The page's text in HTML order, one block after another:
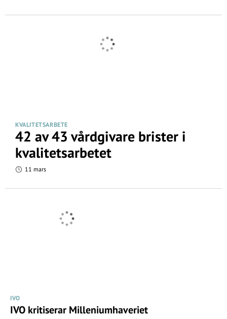
KVALITETSARBETE
42 av 43 vårdgivare brister i
kvalitetsarbetet
11 mars
IVO
IVO kritiserar Milleniumhaveriet